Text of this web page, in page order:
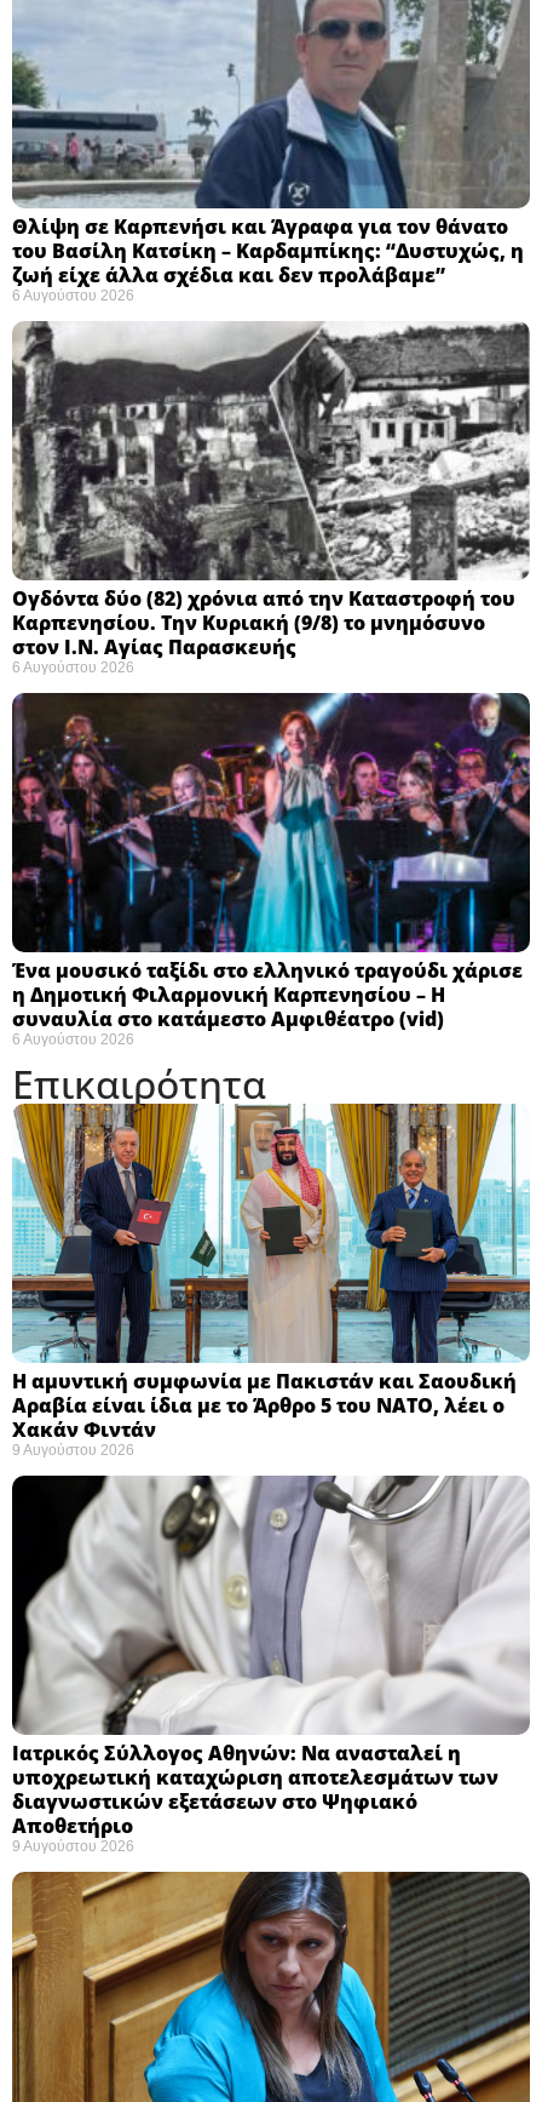
Θλίψη σε Καρπενήσι και Άγραφα για τον θάνατο
του Βασίλη Κατσίκη – Καρδαμπίκης: “Δυστυχώς, η
ζωή είχε άλλα σχέδια και δεν προλάβαμε”
6 Αυγούστου 2026
Ογδόντα δύο (82) χρόνια από την Καταστροφή του
Καρπενησίου. Την Κυριακή (9/8) το μνημόσυνο
στον Ι.Ν. Αγίας Παρασκευής
6 Αυγούστου 2026
Ένα μουσικό ταξίδι στο ελληνικό τραγούδι χάρισε
η Δημοτική Φιλαρμονική Καρπενησίου – Η
συναυλία στο κατάμεστο Αμφιθέατρο (vid)
6 Αυγούστου 2026
Επικαιρότητα
Η αμυντική συμφωνία με Πακιστάν και Σαουδική
Αραβία είναι ίδια με το Άρθρο 5 του ΝΑΤΟ, λέει ο
Χακάν Φιντάν ​
9 Αυγούστου 2026
Ιατρικός Σύλλογος Αθηνών: Να ανασταλεί η
υποχρεωτική καταχώριση αποτελεσμάτων των
διαγνωστικών εξετάσεων στο Ψηφιακό
Αποθετήριο ​
9 Αυγούστου 2026